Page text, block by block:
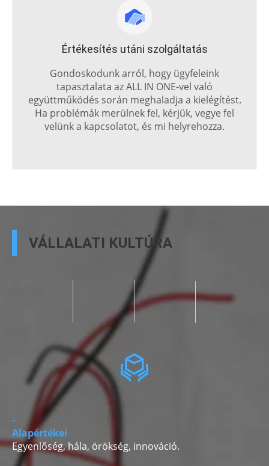
Értékesítés utáni szolgáltatás
Gondoskodunk arról, hogy ügyfeleink
tapasztalata az ALL IN ONE-vel való
együttműködés során meghaladja a kielégítést.
Ha problémák merülnek fel, kérjük, vegye fel
velünk a kapcsolatot, és mi helyrehozza.
VÁLLALATI KULTÚRA
-
Alapértékei
Egyenlőség, hála, örökség, innováció.